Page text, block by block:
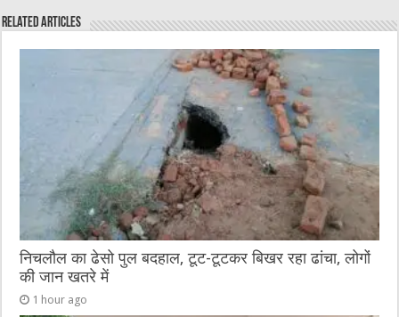
e
b r
at
n
g
er
A
p
p
Related Articles
निचलौल का ढेसो पुल बदहाल, टूट-टूटकर बिखर रहा ढांचा, लोगों
की जान खतरे में
1 hour ago